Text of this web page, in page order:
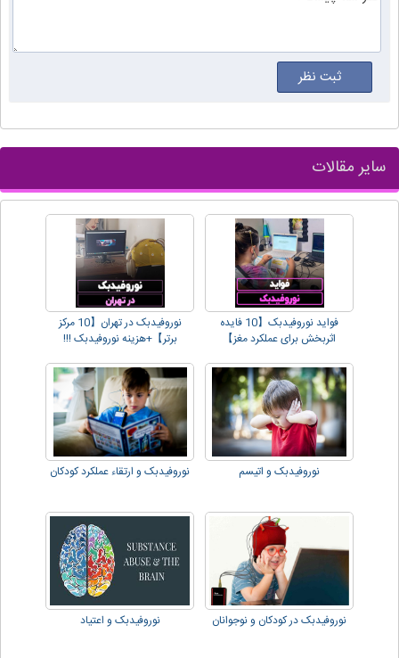
سایر مقالات
فواید نوروفیدبک【10 فایده
اثربخش برای عملکرد مغز】
نوروفیدبک در تهران【10 مرکز
برتر】+هزینه نوروفیدبک !!!
نوروفیدبک و اتیسم نوروفیدبک و ارتقاء عملکرد کودکان
نوروفیدبک در کودکان و نوجوانان نوروفیدبک و اعتیاد